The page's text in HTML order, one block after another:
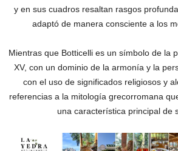
y en sus cuadros resaltan rasgos
adaptó de manera consciente a los
Mientras que Botticelli es un símbolo de la
XV, con un dominio de la armonía y la
con el uso de significados religiosos y
referencias a la mitología grecorromana
una característica principal de